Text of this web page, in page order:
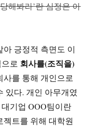
해봐라’란 심정은 아
긍정적 측면도 이
로 회사를(조직을)
사를 통해 개인으로
있다. 개인 아무개였
기업 OOO팀이란
트를 위해 대학원